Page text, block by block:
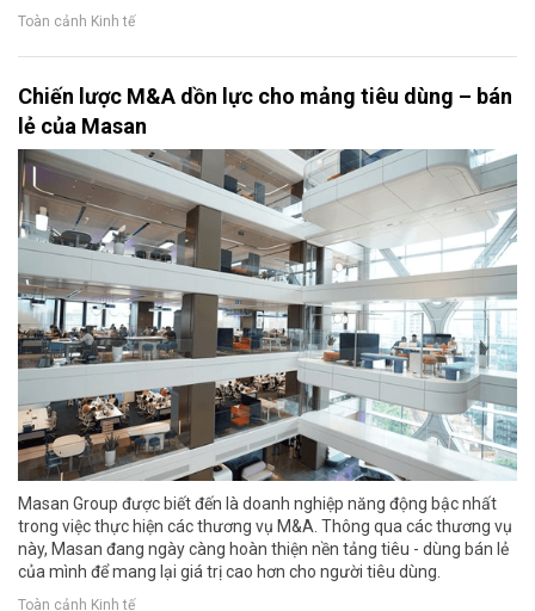
Toàn cảnh Kinh tế
Chiến lược M&A dồn lực cho mảng tiêu dùng – bán
lẻ của Masan
Masan Group được biết đến là doanh nghiệp năng động bậc nhất
trong việc thực hiện các thương vụ M&A. Thông qua các thương vụ
này, Masan đang ngày càng hoàn thiện nền tảng tiêu - dùng bán lẻ
của mình để mang lại giá trị cao hơn cho người tiêu dùng.
Toàn cảnh Kinh tế